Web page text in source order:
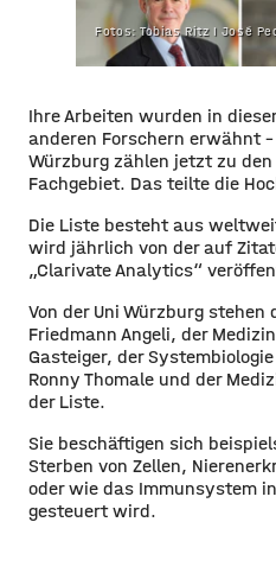
Fotos: Tobias Ritz I José
Ihre Arbeiten wurden in
anderen Forschern erwähnt
Würzburg zählen jetzt zu
Fachgebiet. Das teilte die
Die Liste besteht aus
wird jährlich von der auf
„Clarivate Analytics“
Von der Uni Würzburg stehen
Friedmann Angeli, der
Gasteiger, der
Ronny Thomale und der
der Liste.
Sie beschäftigen sich
Sterben von Zellen,
oder wie das Immunsystem
gesteuert wird.